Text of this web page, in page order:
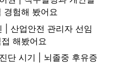
경험해 봤어요
| 산업안전 관리자 선임
해봤어요
단 시기 | 뇌졸중 후유증